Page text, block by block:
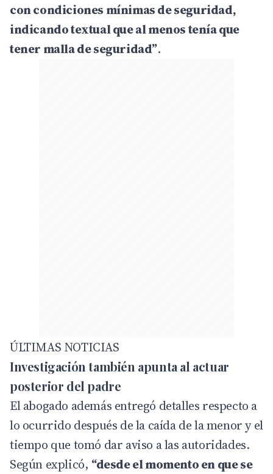
con condiciones mínimas de seguridad,
indicando textual que al menos tenía que
tener malla de seguridad”.
ÚLTIMAS NOTICIAS
Investigación también apunta al actuar
posterior del padre
El abogado además entregó detalles respecto a
lo ocurrido después de la caída de la menor y el
tiempo que tomó dar aviso a las autoridades.
Según explicó, “desde el momento en que se